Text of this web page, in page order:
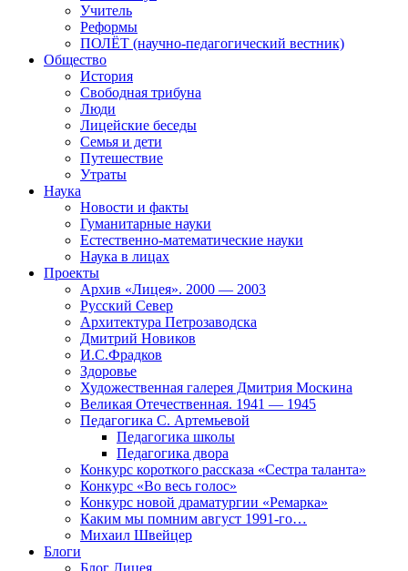
Учитель
Реформы
ПОЛЁТ (научно-педагогический вестник)
Общество
История
Свободная трибуна
Люди
Лицейские беседы
Семья и дети
Путешествие
Утраты
Наука
Новости и факты
Гуманитарные науки
Естественно-математические науки
Наука в лицах
Проекты
Архив «Лицея». 2000 — 2003
Русский Север
Архитектура Петрозаводска
Дмитрий Новиков
И.С.Фрадков
Здоровье
Художественная галерея Дмитрия Москина
Великая Отечественная. 1941 — 1945
Педагогика С. Артемьевой
Педагогика школы
Педагогика двора
Конкурс короткого рассказа «Сестра таланта»
Конкурс «Во весь голос»
Конкурс новой драматургии «Ремарка»
Каким мы помним август 1991-го…
Михаил Швейцер
Блоги